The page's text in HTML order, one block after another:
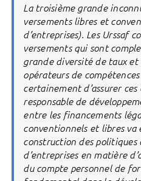
La troisième grande
versements libres et
d’entreprises). Les Urssaf
versements qui sont
grande diversité de taux et
opérateurs de
certainement d’assurer
responsable de
entre les financements
conventionnels et libres
construction des politiques
d’entreprises en matière
du compte personnel de